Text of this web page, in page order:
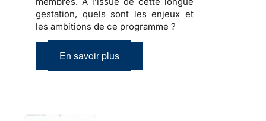
gestation, quels sont les enjeux et
les ambitions de ce programme ?
En savoir plus